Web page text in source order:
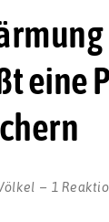
eine
1